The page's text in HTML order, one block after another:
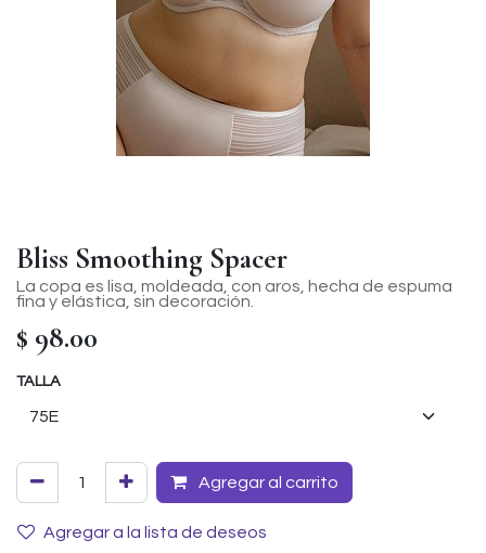
Bliss Smoothing Spacer
La copa es lisa, moldeada, con aros, hecha de espuma
fina y elástica, sin decoración.
$ 98.00
TALLA
Agregar al carrito
Agregar a la lista de deseos